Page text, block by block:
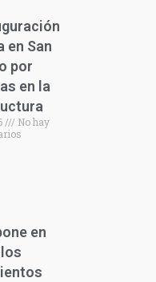
en San
por
en la
No hay
en